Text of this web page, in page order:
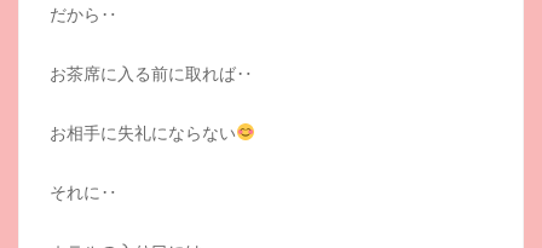
だから‥
お茶席に入る前に取れば‥
お相手に失礼にならない
それに‥